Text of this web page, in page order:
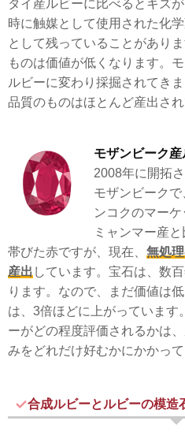
タイ産ルビーに比べるとキズ
時に触媒として使用された化
として残っていることがあり
ものは価値が低くなります。
ルビーに変わり採掘されてき
品質のものはほとんど産出され
モザンビーク産
2008年に開拓
モザンビーク
ンコクのマーケ
ミャンマー産
帯びた赤ですが、現在、 無処
産出 しています。宝石は、数
ります。なので、まだ価値は
は、3倍ほどに上がっていま
ーがどの程度評価されるかは
みをどれだけ好むかにかかって
合成ルビーとルビーの模造